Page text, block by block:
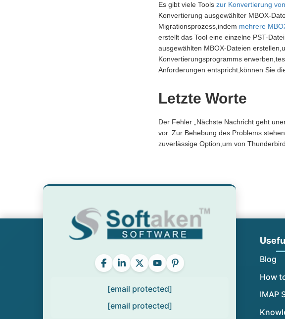
Es gibt viele Tools zur Konvertierung
Konvertierung ausgewählter MBOX-
Migrationsprozess,indem mehrere
erstellt das Tool eine einzelne PST-
ausgewählten MBOX-Dateien
Konvertierungsprogramms
Anforderungen entspricht,können Sie
Letzte Worte
Der Fehler „Nächste Nachricht geht
vor. Zur Behebung des Problems
zuverlässige Option,um von
[email protected]
[email protected]
Blog
How
IMAP